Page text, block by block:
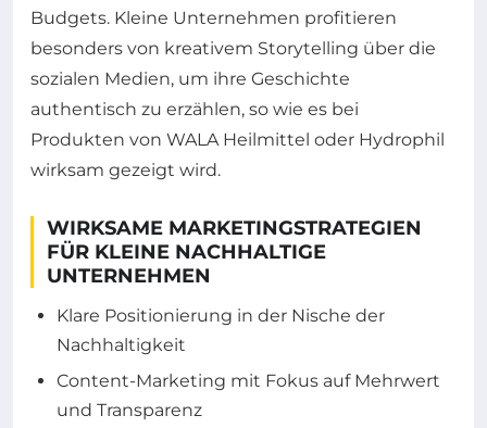
Budgets. Kleine Unternehmen profitieren
besonders von kreativem Storytelling über die
sozialen Medien, um ihre Geschichte
authentisch zu erzählen, so wie es bei
Produkten von WALA Heilmittel oder Hydrophil
wirksam gezeigt wird.
WIRKSAME MARKETINGSTRATEGIEN
FÜR KLEINE NACHHALTIGE
UNTERNEHMEN
Klare Positionierung in der Nische der
Nachhaltigkeit
Content-Marketing mit Fokus auf Mehrwert
und Transparenz